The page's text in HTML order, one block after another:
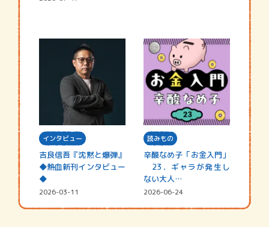
インタビュー
吉良信吾『沈黙と爆弾』
◆熱血新刊インタビュー
◆
2026-03-11
読みもの
辛酸なめ子「お金入門」
23．ギャラが発生し
ない大人…
2026-06-24